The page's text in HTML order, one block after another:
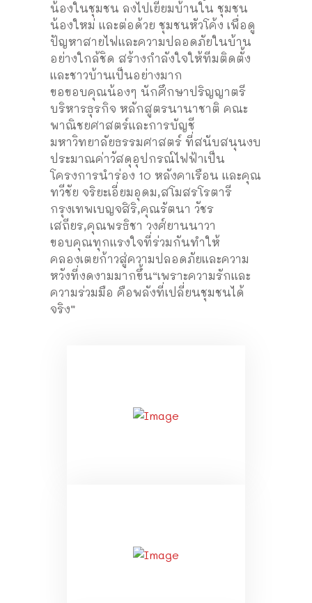
น้องในชุมชน ลงไปเยี่ยมบ้านใน ชุมชน
น้องใหม่ และต่อด้วย ชุมชนหัวโค้ง เพื่อดู
ปัญหาสายไฟและความปลอดภัยในบ้าน
อย่างใกล้ชิด สร้างกำลังใจให้ทีมติดตั้ง
และชาวบ้านเป็นอย่างมาก
ขอขอบคุณน้องๆ นักศึกษาปริญญาตรี
บริหารธุรกิจ หลักสูตรนานาชาติ คณะ
พาณิชยศาสตร์และการบัญชี
มหาวิทยาลัยธรรมศาสตร์ ที่สนับสนุนงบ
ประมาณค่าวัสดุอุปกรณ์ไฟฟ้าเป็น
โครงการนำร่อง 10 หลังคาเรือน และคุณ
ทวีชัย จริยะเอี่ยมอุดม,สโมสรโรตารี
กรุงเทพเบญจสิริ,คุณรัตนา วัชร
เสถียร,คุณพรธิชา วงศ์ยานนาวา
ขอบคุณทุกแรงใจที่ร่วมกันทำให้
คลองเตยก้าวสู่ความปลอดภัยและความ
หวังที่งดงามมากขึ้น“เพราะความรักและ
ความร่วมมือ คือพลังที่เปลี่ยนชุมชนได้
จริง”